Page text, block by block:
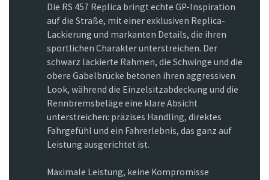
Die RS 457 Replica bringt echte GP-Inspiration
auf die Straße, mit einer exklusiven Replica-
Lackierung und markanten Details, die ihren
sportlichen Charakter unterstreichen. Der
schwarz lackierte Rahmen, die Schwinge und die
obere Gabelbrücke betonen ihren aggressiven
Look, während die Einzelsitzabdeckung und die
Rennbremsbeläge eine klare Absicht
unterstreichen: präzises Handling, direktes
Fahrgefühl und ein Fahrerlebnis, das ganz auf
Leistung ausgerichtet ist.
Maximale Leistung, keine Kompromisse